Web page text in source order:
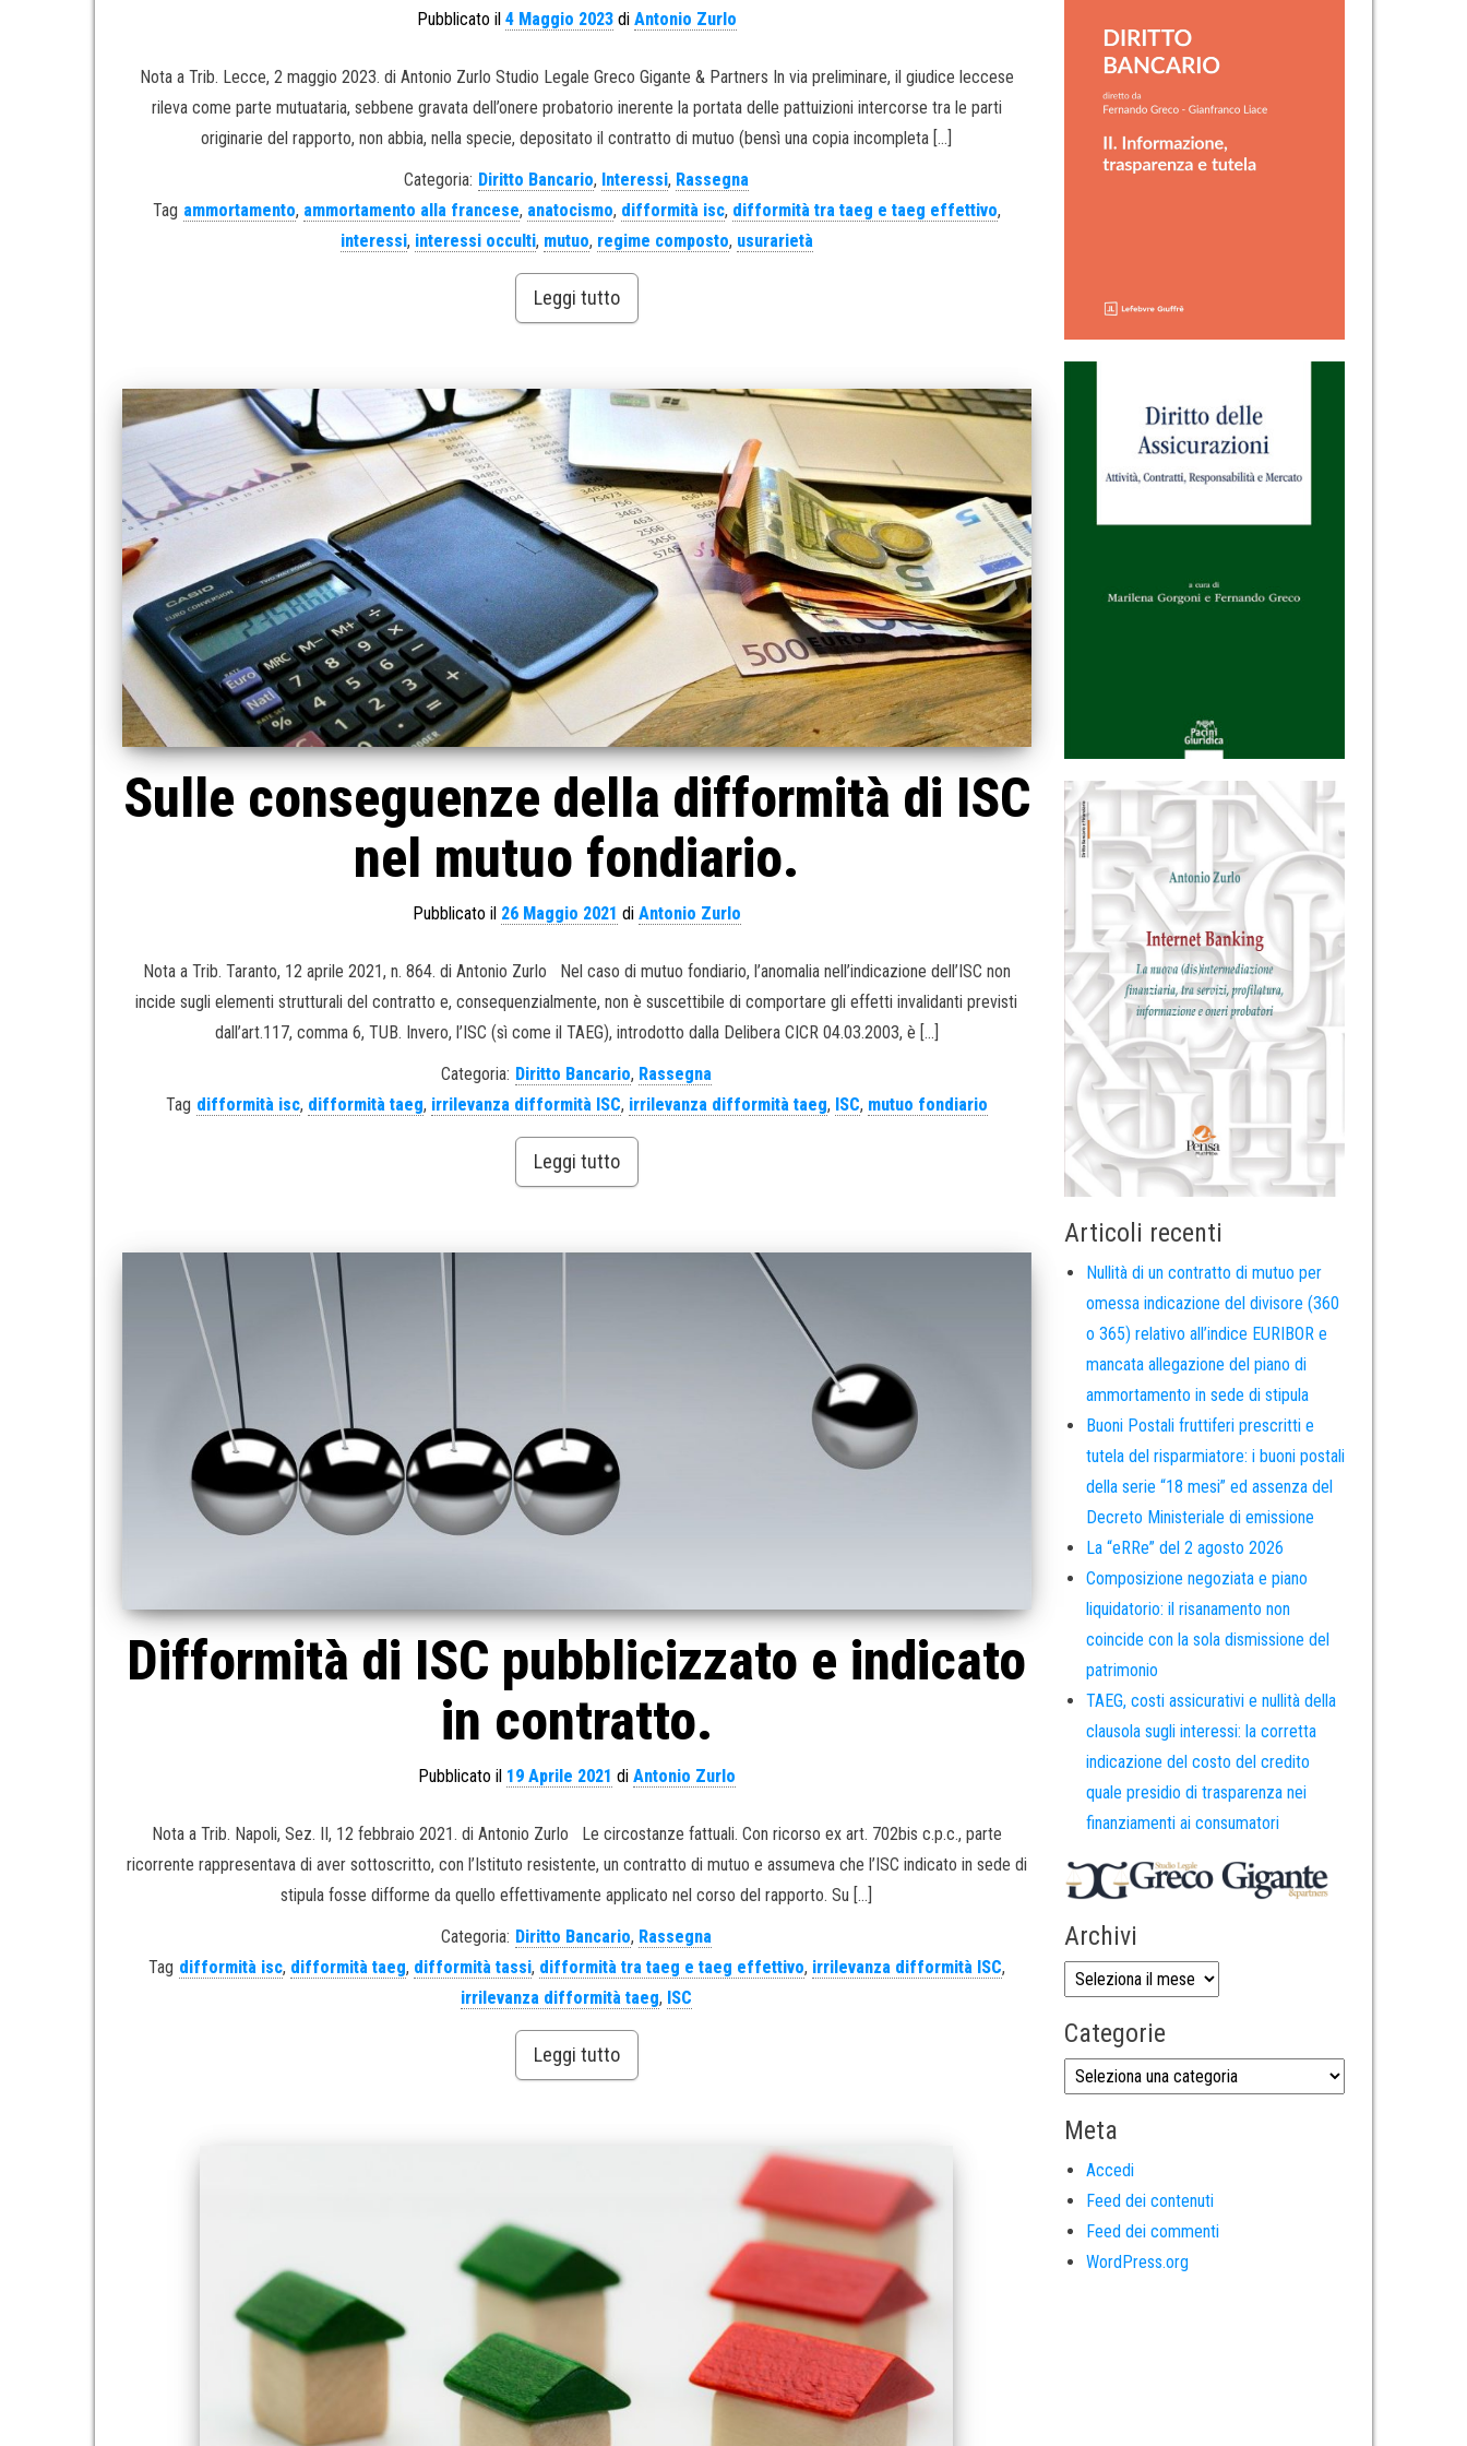
Pubblicato il 4 Maggio 2023di Antonio Zurlo
Nota a Trib. Lecce, 2 maggio 2023. di Antonio Zurlo Studio Legale Greco Gigante & Partners In via preliminare, il giudice leccese
rileva come parte mutuataria, sebbene gravata dell’onere probatorio inerente la portata delle pattuizioni intercorse tra le parti
originarie del rapporto, non abbia, nella specie, depositato il contratto di mutuo (bensì una copia incompleta […]
Categoria: Diritto Bancario, Interessi, Rassegna
Tag ammortamento, ammortamento alla francese, anatocismo, difformità isc, difformità tra taeg e taeg effettivo,
interessi, interessi occulti, mutuo, regime composto, usurarietà
Leggi tutto
Sulle conseguenze della difformità di ISC
nel mutuo fondiario.
Pubblicato il 26 Maggio 2021 di Antonio Zurlo
Nota a Trib. Taranto, 12 aprile 2021, n. 864. di Antonio Zurlo Nel caso di mutuo fondiario, l’anomalia nell’indicazione dell’ISC non
incide sugli elementi strutturali del contratto e, consequenzialmente, non è suscettibile di comportare gli effetti invalidanti previsti
dall’art.117, comma 6, TUB. Invero, l’ISC (sì come il TAEG), introdotto dalla Delibera CICR 04.03.2003, è […]
Categoria: Diritto Bancario, Rassegna
Tag difformità isc, difformità taeg, irrilevanza difformità ISC, irrilevanza difformità taeg, ISC, mutuo fondiario
Leggi tutto
Difformità di ISC pubblicizzato e indicato
in contratto.
Pubblicato il 19 Aprile 2021 di Antonio Zurlo
Nota a Trib. Napoli, Sez. II, 12 febbraio 2021. di Antonio Zurlo Le circostanze fattuali. Con ricorso ex art. 702bis c.p.c., parte
ricorrente rappresentava di aver sottoscritto, con l’Istituto resistente, un contratto di mutuo e assumeva che l’ISC indicato in sede di
stipula fosse difforme da quello effettivamente applicato nel corso del rapporto. Su […]
Categoria: Diritto Bancario, Rassegna
Tag difformità isc, difformità taeg, difformità tassi, difformità tra taeg e taeg effettivo, irrilevanza difformità ISC,
irrilevanza difformità taeg, ISC
Leggi tutto
Articoli recenti
Nullità di un contratto di mutuo per
omessa indicazione del divisore (360
o 365) relativo all’indice EURIBOR e
mancata allegazione del piano di
ammortamento in sede di stipula
Buoni Postali fruttiferi prescritti e
tutela del risparmiatore: i buoni postali
della serie “18 mesi” ed assenza del
Decreto Ministeriale di emissione
La “eRRe” del 2 agosto 2026
Composizione negoziata e piano
liquidatorio: il risanamento non
coincide con la sola dismissione del
patrimonio
TAEG, costi assicurativi e nullità della
clausola sugli interessi: la corretta
indicazione del costo del credito
quale presidio di trasparenza nei
finanziamenti ai consumatori
Archivi
Categorie
Meta
Accedi
Feed dei contenuti
Feed dei commenti
WordPress.org